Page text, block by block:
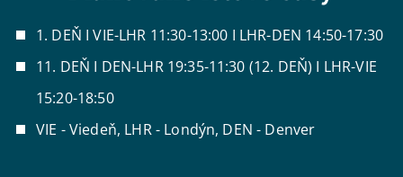
1. DEŇ I VIE-LHR 11:30-13:00 I LHR-DEN 14:50-17:30
11. DEŇ I DEN-LHR 19:35-11:30 (12. DEŇ) I LHR-VIE
15:20-18:50
VIE - Viedeň, LHR - Londýn, DEN - Denver